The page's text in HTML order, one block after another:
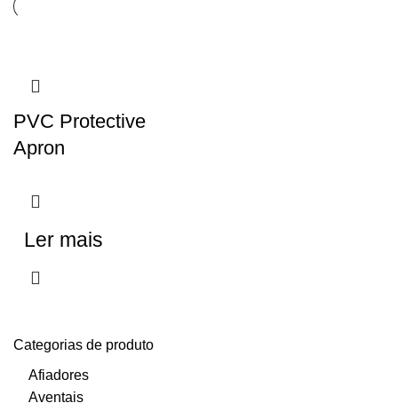
Categorias de produto
Afiadores
Aventais
PVC Protective
Apron
Ler mais